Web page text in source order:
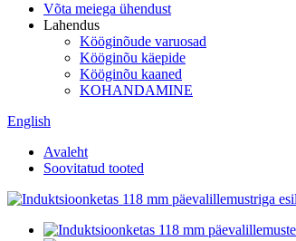
Võta meiega ühendust
Lahendus
Kööginõude varuosad
Kööginõu käepide
Kööginõu kaaned
KOHANDAMINE
English
Avaleht
Soovitatud tooted